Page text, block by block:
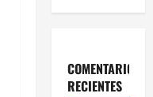
COMENTARIOS
RECIENTES